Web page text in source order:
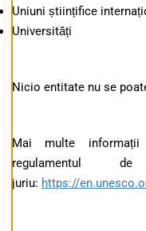
Uniuni științifice
Universități
Nicio entitate nu se
Mai multe
regulamentul
juriu: https://